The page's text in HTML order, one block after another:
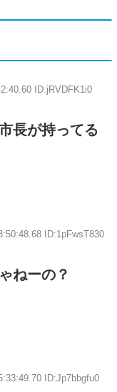
ID:jRVDFK1i0
長が持ってる
ID:1pFwsT830
ねーの？
ID:Jp7bbgfu0